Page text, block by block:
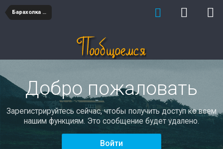
Барахолка недвижимость
Добро пожаловать
Зарегистрируйтесь сейчас, чтобы получить доступ ко всем
нашим функциям. Это сообщение будет удалено.
Войти